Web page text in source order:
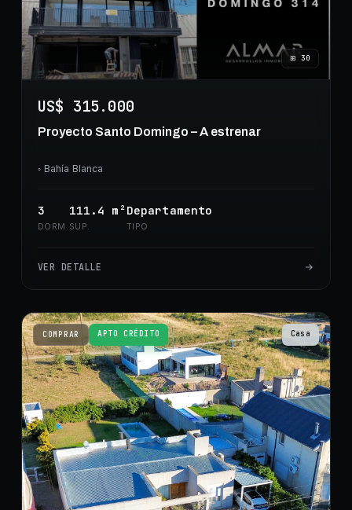
⊞30
US$ 315.000
Proyecto Santo Domingo – A estrenar
◦ Bahía Blanca
3
DORM.
111.4 m²
SUP.
Departamento
TIPO
VER DETALLE
COMPRAR APTO CRÉDITO Casa